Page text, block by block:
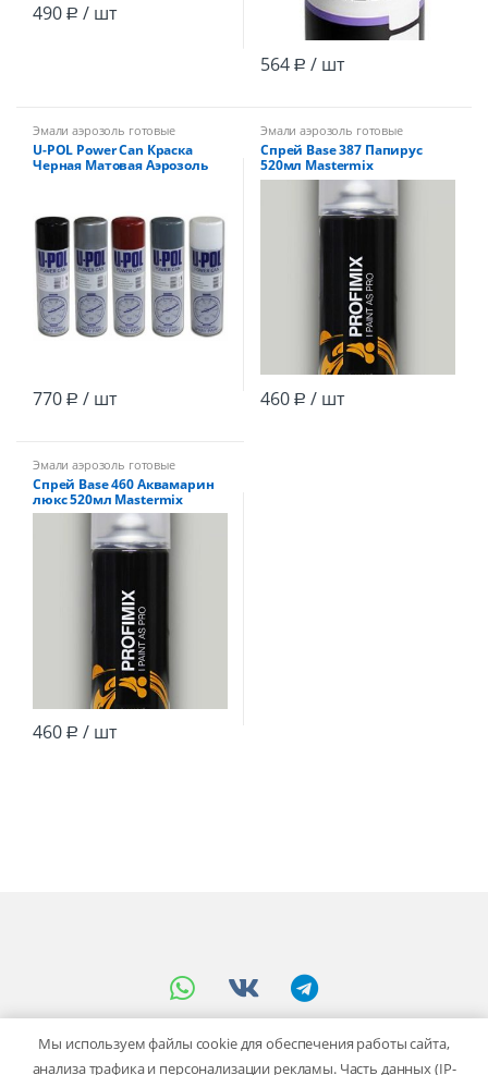
490 Р / шт
564 Р / шт
Эмали аэрозоль готовые
U-POL Power Can Краска
Черная Матовая Аэрозоль
770 Р / шт
Эмали аэрозоль готовые
Спрей Base 387 Папирус
520мл Mastermix
460 Р / шт
Эмали аэрозоль готовые
Спрей Base 460 Аквамарин
люкс 520мл Mastermix
460 Р / шт
Мы используем файлы cookie для обеспечения работы сайта,
анализа трафика и персонализации рекламы. Часть данных (IP-